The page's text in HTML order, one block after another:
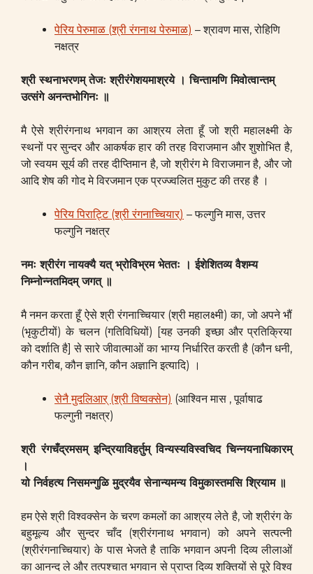
पेरिय पेरुमाळ (श्री रंगनाथ पेरुमाळ) – श्रावण मास, रोहिणि
नक्षत्र
श्री स्थनाभरणम् तेजः श्रीरंगेशयमाश्रये । चिन्तामणि मिवोत्वान्तम्
उत्संगे अनन्तभोगिनः ॥
मै ऐसे श्रीरंगनाथ भगवान का आश्रय लेता हूँ जो श्री महालक्ष्मी के
स्थनों पर सुन्दर और आकर्षक हार की तरह विराजमान और शुशोभित है,
जो स्वयम सूर्य की तरह दीप्तिमान है, जो श्रीरंग मे विराजमान है, और जो
आदि शेष की गोद मे विरजमान एक प्रज्ज्वलित मुकुट की तरह है ।
पेरिय पिराट्टि (श्री रंगनाच्चियार्) – फल्गुनि मास, उत्तर
फल्गुनि नक्षत्र
नमः श्रीरंग नायक्यै यत् भ्रोविभ्रम भेततः । ईशेशितव्य वैशम्य
निम्नोन्नतमिदम् जगत् ॥
मै नमन करता हूँ ऐसे श्री रंगनाच्चियार (श्री महालक्ष्मी) का, जो अपने भौं
(भृकुटीयों) के चलन (गतिविधियों) [यह उनकी इच्छा और प्रतिक्रिया
को दर्शाति है] से सारे जीवात्माओं का भाग्य निर्धारित करती है (कौन धनी,
कौन गरीब, कौन ज्ञानि, कौन अज्ञानि इत्यादि) ।
सेनै मुदलिआर् (श्री विष्वक्सेन) (आश्विन मास , पूर्वाषाढ
फल्गुनी नक्षत्र)
श्री रंगचँद्रमसम् इन्द्रियाविहर्तुम् विन्यस्यविस्वचिद चिन्नयनाधिकारम्
।
यो निर्वहत्य निसमन्गुळि मुद्रयैव सेनान्यमन्य विमुकास्तमसि श्रियाम ॥
हम ऐसे श्री विश्वक्सेन के चरण कमलों का आश्रय लेते है, जो श्रीरंग के
बहुमूल्य और सुन्दर चाँद (श्रीरंगनाथ भगवान) को अपने सत्पत्नी
(श्रीरंगनाच्चियार) के पास भेजते है ताकि भगवान अपनी दिव्य लीलाओं
का आनन्द ले और तत्पश्चात भगवान से प्राप्त दिव्य शक्तियों से पूरे विश्व